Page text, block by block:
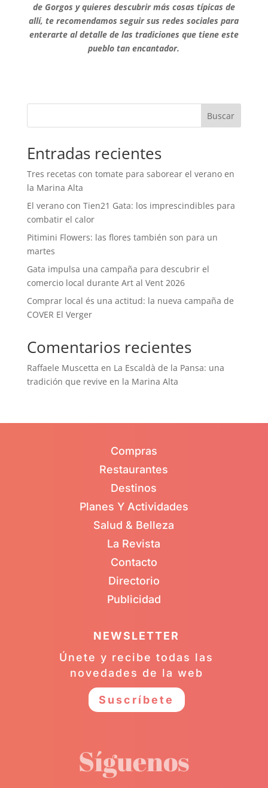
de Gorgos y quieres descubrir más cosas típicas de
allí, te recomendamos seguir sus redes sociales para
enterarte al detalle de las tradiciones que tiene este
pueblo tan encantador.
Buscar
Entradas recientes
Tres recetas con tomate para saborear el verano en
la Marina Alta
El verano con Tien21 Gata: los imprescindibles para
combatir el calor
Pitimini Flowers: las flores también son para un
martes
Gata impulsa una campaña para descubrir el
comercio local durante Art al Vent 2026
Comprar local és una actitud: la nueva campaña de
COVER El Verger
Comentarios recientes
Raffaele Muscetta en La Escaldà de la Pansa: una
tradición que revive en la Marina Alta
Compras
Restaurantes
Destinos
Planes Y Actividades
Salud & Belleza
La Revista
Contacto
Directorio
Publicidad
NEWSLETTER
Únete y recibe todas las
novedades de la web
Suscríbete
Síguenos